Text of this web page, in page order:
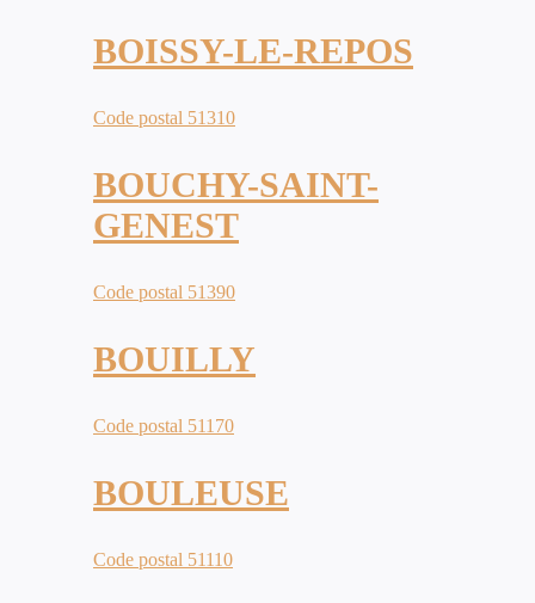
BOISSY-LE-REPOS
Code postal 51310
BOUCHY-SAINT-
GENEST
Code postal 51390
BOUILLY
Code postal 51170
BOULEUSE
Code postal 51110